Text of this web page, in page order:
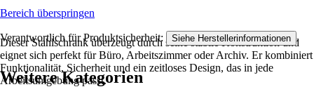
Dieser Stahlschrank überzeugt durch seine stabile Konstruktion und
eignet sich perfekt für Büro, Arbeitszimmer oder Archiv. Er kombiniert
Funktionalität, Sicherheit und ein zeitloses Design, das in jede
Arbeitsumgebung passt.
Bereich überspringen
Verantwortlich für Produktsicherheit: Siehe Herstellerinformationen .
Weitere Kategorien